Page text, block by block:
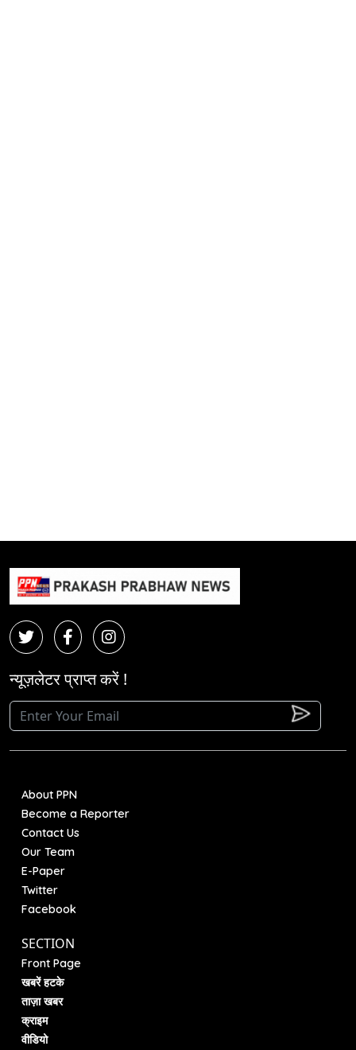
न्यूज़लेटर प्राप्त करें !
About PPN
Become a Reporter
Contact Us
Our Team
E-Paper
Twitter
Facebook
SECTION
Front Page
खबरें हटके
ताज़ा खबर
क्राइम
वीडियो